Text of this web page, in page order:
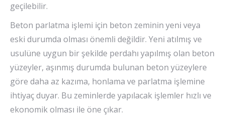
geçilebilir.
Beton parlatma işlemi için beton zeminin yeni veya
eski durumda olması önemli değildir. Yeni atılmış ve
usulüne uygun bir şekilde perdahı yapılmış olan beton
yüzeyler, aşınmış durumda bulunan beton yüzeylere
göre daha az kazıma, honlama ve parlatma işlemine
ihtiyaç duyar. Bu zeminlerde yapılacak işlemler hızlı ve
ekonomik olması ile öne çıkar.